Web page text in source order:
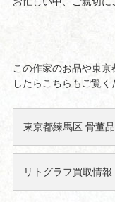
この作家のお品や東
したらこちらもご覧く
東京都練馬区 骨董
リトグラフ買取情報